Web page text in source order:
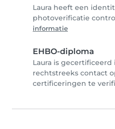
Laura heeft een
photoverificatie
informatie
EHBO-diploma
Laura is
rechtstreeks contact
certificeringen te